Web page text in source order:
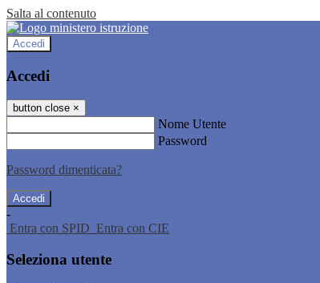
Salta al contenuto
Accedi
Accedi
button close ×
Nome Utente
Password
Password dimenticata?
-
Entra con SPID Entra con CIE
Seleziona utente